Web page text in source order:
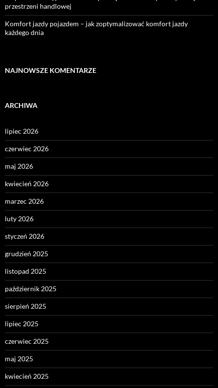
przestrzeni handlowej
Komfort jazdy pojazdem – jak zoptymalizować komfort jazdy
każdego dnia
NAJNOWSZE KOMENTARZE
ARCHIWA
lipiec 2026
czerwiec 2026
maj 2026
kwiecień 2026
marzec 2026
luty 2026
styczeń 2026
grudzień 2025
listopad 2025
październik 2025
sierpień 2025
lipiec 2025
czerwiec 2025
maj 2025
kwiecień 2025